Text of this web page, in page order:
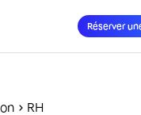
Réserver
RH